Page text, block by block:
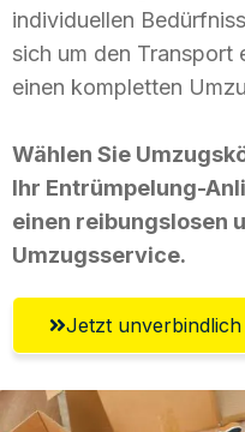
individuellen
sich um den
einen kompletten
Wählen Sie
Ihr Entrümpelung-
einen reibungslosen
Umzugsservice.
Jetzt